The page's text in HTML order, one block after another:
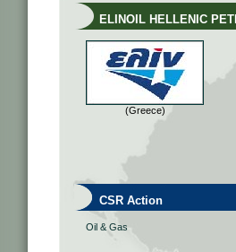
ELINOIL HELLENIC
(Greece)
CSR Action
Oil & Gas